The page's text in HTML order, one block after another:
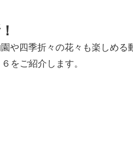
や四季折々の花々も楽しめる
をご紹介します。